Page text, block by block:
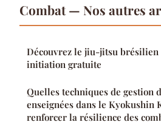
Combat — Nos autres
Découvrez le jiu-jitsu brésilien
initiation gratuite
Quelles techniques de gestion
enseignées dans le Kyokushin
renforcer la résilience des